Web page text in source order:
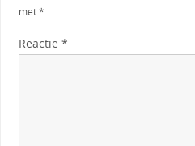
met*
Reactie *